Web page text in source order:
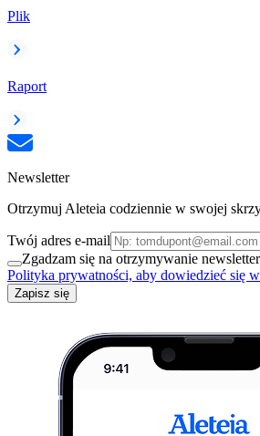
Plik
Raport
Newsletter
Otrzymuj Aleteia codziennie w swojej
Twój adres e-mail
Zgadzam się na otrzymywanie
Polityka prywatności, aby dowiedzieć się
Zapisz się